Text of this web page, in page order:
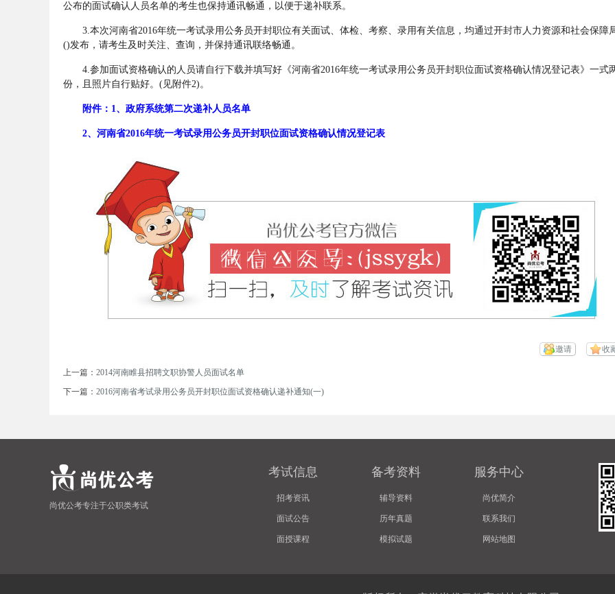
公布的面试确认人员名单的考生也保持通讯畅通，以便于递补联系。
3.本次河南省2016年统一考试录用公务员开封职位有关面试、体检、考察、录用有关信息，均通过开封市人力资源和社会保障
()发布，请考生及时关注、查询，并保持通讯联络畅通。
4.参加面试资格确认的人员请自行下载并填写好《河南省2016年统一考试录用公务员开封职位面试资格确认情况登记表》一式
份，且照片自行贴好。(见附件2)。
附件：1、 政府系统第二次递补人员名单
2、 河南省2016年统一考试录用公务员开封职位面试资格确认情况登记表
收
邀请
上一篇： 2014河南睢县招聘文职协警人员面试名单
下一篇： 2016河南省考试录用公务员开封职位面试资格确认递补通知(一)
尚优公考专注于公职类考试
考试信息
招考资讯
面试公告
面授课程
备考资料
辅导资料
历年真题
模拟试题
服务中心
尚优简介
联系我们
网站地图